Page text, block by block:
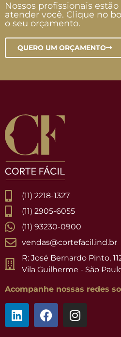
Nossos profissionais
atender você. Clique no
o seu orçamento.
QUERO UM ORÇAMENTO
(11) 2218-1327
(11) 2905-6055
(11) 93230-0900
vendas@cortefacil.ind.br
R: José Bernardo Pinto,
Vila Guilherme - São
Acompanhe nossas redes